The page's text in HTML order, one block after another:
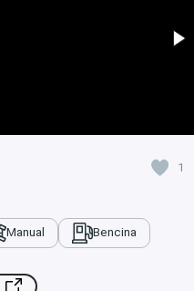
1
Manual Bencina